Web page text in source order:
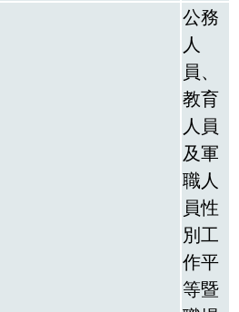
公務
人
員、
教育
人員
及軍
職人
員性
別工
作平
等暨